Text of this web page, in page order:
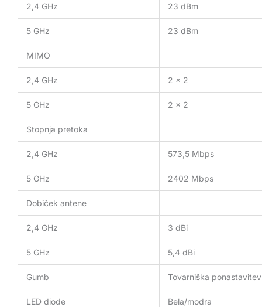
2,4 GHz 23 dBm
5 GHz 23 dBm
MIMO
2,4 GHz 2 x 2
5 GHz 2 x 2
Stopnja pretoka
2,4 GHz 573,5 Mbps
5 GHz 2402 Mbps
Dobiček antene
2,4 GHz 3 dBi
5 GHz 5,4 dBi
Gumb Tovarniška ponastavitev
LED diode Bela/modra